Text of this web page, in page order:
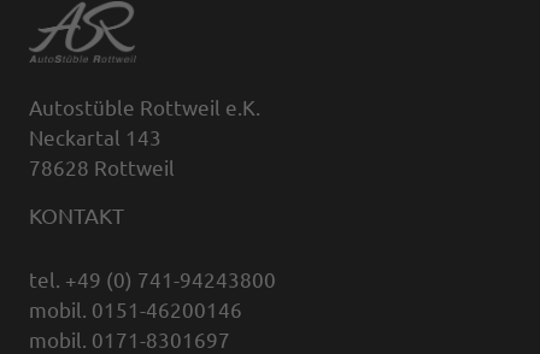
Autostüble Rottweil e.K.
Neckartal 143
78628 Rottweil
KONTAKT
tel. +49 (0) 741-94243800
mobil. 0151-46200146
mobil. 0171-8301697